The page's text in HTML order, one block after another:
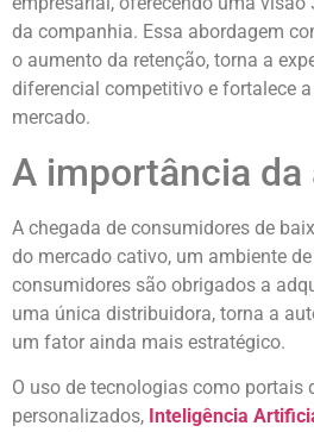
da companhia. Essa abordagem
o aumento da retenção, torna a
diferencial competitivo e fortalece
mercado.
A importância da
A chegada de consumidores de
do mercado cativo, um ambiente
consumidores são obrigados a
uma única distribuidora, torna a
um fator ainda mais estratégico.
O uso de tecnologias como portais
personalizados, Inteligência